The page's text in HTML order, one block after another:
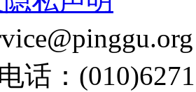
话：